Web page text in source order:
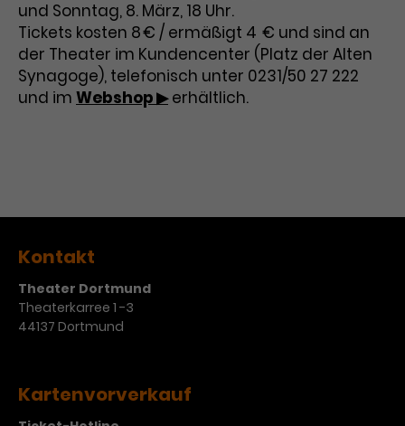
und Sonntag, 8. März, 18 Uhr.
Tickets kosten 8 € / ermäßigt 4 € und sind an
der Theater im Kundencenter (Platz der Alten
Synagoge), telefonisch unter 0231/50 27 222
und im Webshop ▶erhältlich.
Kontakt
Theater Dortmund
Theaterkarree 1 -3
44137 Dortmund
Kartenvorverkauf